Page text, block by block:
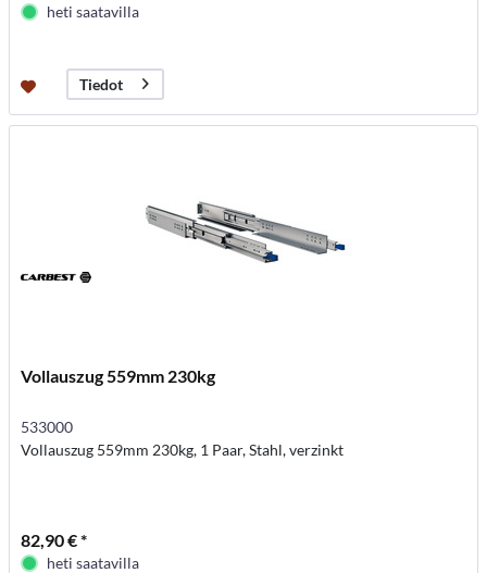
heti saatavilla
Tiedot
Vollauszug 559mm 230kg
533000
Vollauszug 559mm 230kg, 1 Paar, Stahl, verzinkt
82,90 € *
heti saatavilla